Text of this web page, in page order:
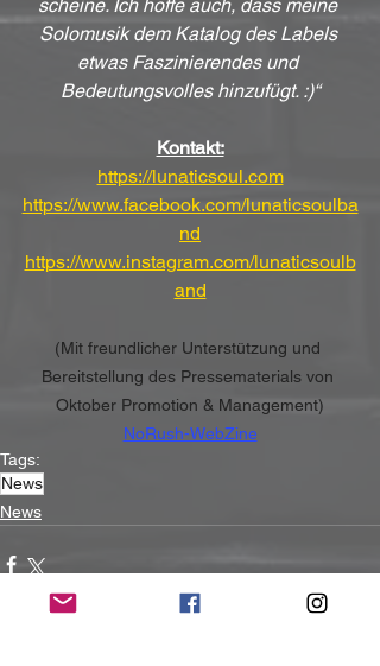
scheine. Ich hoffe auch, dass meine
Solomusik dem Katalog des Labels
etwas Faszinierendes und
Bedeutungsvolles hinzufügt. :)“
Kontakt:
https://lunaticsoul.com
https://www.facebook.com/lunaticsoulba
nd
https://www.instagram.com/lunaticsoulb
and
(Mit freundlicher Unterstützung und
Bereitstellung des Pressematerials von
Oktober Promotion & Management)
NoRush-WebZine
Tags:
News
News